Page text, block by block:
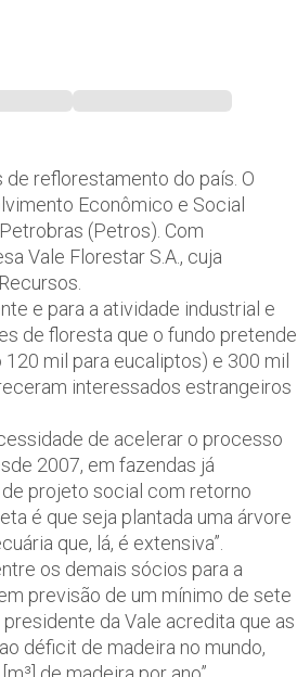
de reflorestamento do país. O
Econômico e Social
(Petros). Com
Vale Florestar S.A., cuja
e para a atividade industrial e
de floresta que o fundo pretende
mil para eucaliptos) e 300 mil
interessados estrangeiros
de acelerar o processo
2007, em fazendas já
projeto social com retorno
é que seja plantada uma árvore
que, lá, é extensiva”.
os demais sócios para a
previsão de um mínimo de sete
da Vale acredita que as
déficit de madeira no mundo,